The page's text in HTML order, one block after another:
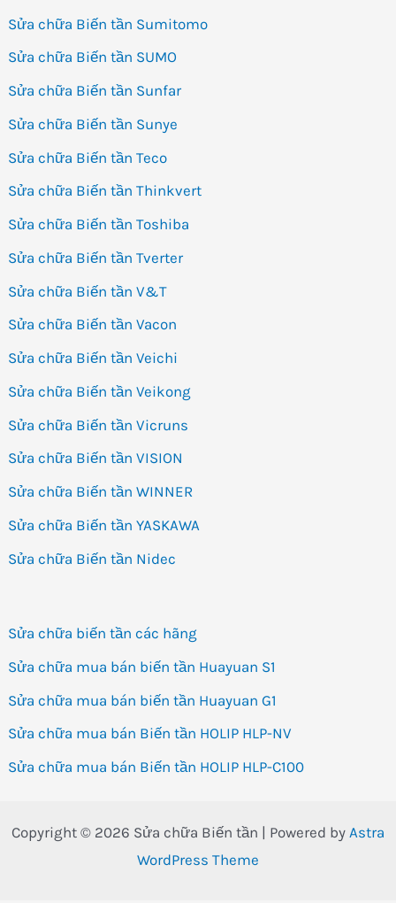
Sửa chữa Biến tần Sumitomo
Sửa chữa Biến tần SUMO
Sửa chữa Biến tần Sunfar
Sửa chữa Biến tần Sunye
Sửa chữa Biến tần Teco
Sửa chữa Biến tần Thinkvert
Sửa chữa Biến tần Toshiba
Sửa chữa Biến tần Tverter
Sửa chữa Biến tần V&T
Sửa chữa Biến tần Vacon
Sửa chữa Biến tần Veichi
Sửa chữa Biến tần Veikong
Sửa chữa Biến tần Vicruns
Sửa chữa Biến tần VISION
Sửa chữa Biến tần WINNER
Sửa chữa Biến tần YASKAWA
Sửa chữa Biến tần Nidec
Sửa chữa biến tần các hãng
Sửa chữa mua bán biến tần Huayuan S1
Sửa chữa mua bán biến tần Huayuan G1
Sửa chữa mua bán Biến tần HOLIP HLP-NV
Sửa chữa mua bán Biến tần HOLIP HLP-C100
Copyright © 2026 Sửa chữa Biến tần | Powered by Astra
WordPress Theme